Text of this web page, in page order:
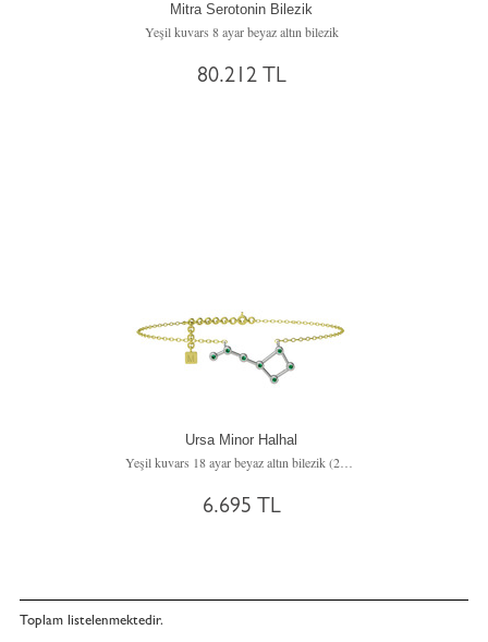
Mitra Serotonin Bilezik
Yeşil kuvars 8 ayar beyaz altın bilezik
80.212 TL
Ursa Minor Halhal
Yeşil kuvars 18 ayar beyaz altın bilezik (20 cm altın rolo zincir)
6.695 TL
Toplam listelenmektedir.